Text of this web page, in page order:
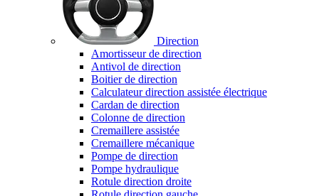
Direction
Amortisseur de direction
Antivol de direction
Boitier de direction
Calculateur direction assistée électrique
Cardan de direction
Colonne de direction
Cremaillere assistée
Cremaillere mécanique
Pompe de direction
Pompe hydraulique
Rotule direction droite